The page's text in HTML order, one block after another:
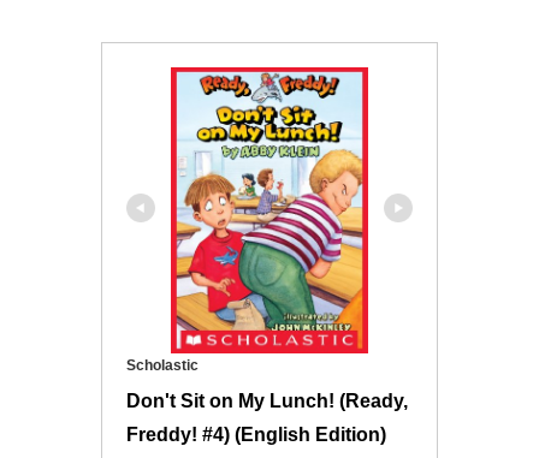
Scholastic
Don't Sit on My Lunch! (Ready,
Freddy! #4) (English Edition)